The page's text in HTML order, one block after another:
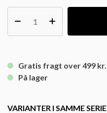
Gratis fragt over 499 kr.
På lager
VARIANTER I SAMME SERIE